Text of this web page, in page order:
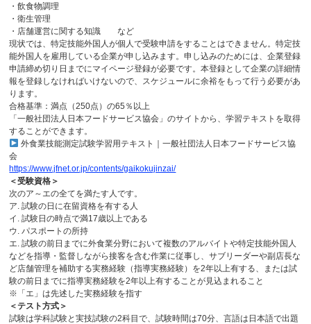
・飲食物調理
・衛生管理
・店舗運営に関する知識 など
現状では、特定技能外国人が個人で受験申請をすることはできません。特定技
能外国人を雇用している企業が申し込みます。申し込みのためには、企業登録
申請締め切り日までにマイページ登録が必要です。本登録として企業の詳細情
報を登録しなければいけないので、スケジュールに余裕をもって行う必要があ
ります。
合格基準：満点（250点）の65％以上
「一般社団法人日本フードサービス協会」のサイトから、学習テキストを取得
することができます。
外食業技能測定試験学習用テキスト｜一般社団法人日本フードサービス協
会
https://www.jfnet.or.jp/contents/gaikokujinzai/
＜受験資格＞
次のア～エの全てを満たす人です。
ア. 試験の日に在留資格を有する人
イ. 試験日の時点で満17歳以上である
ウ. パスポートの所持
エ. 試験の前日までに外食業分野において複数のアルバイトや特定技能外国人
などを指導・監督しながら接客を含む作業に従事し、サブリーダーや副店長な
ど店舗管理を補助する実務経験（指導実務経験）を2年以上有する、または試
験の前日までに指導実務経験を2年以上有することが見込まれること
※「エ」は先述した実務経験を指す
＜テスト方式＞
試験は学科試験と実技試験の2科目で、試験時間は70分、言語は日本語で出題